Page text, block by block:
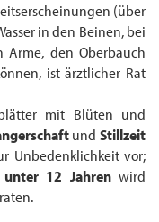
(über
in den Beinen, bei
Arme, den Oberbauch
ist ärztlicher Rat
mit Blüten und
undStillzeit
Unbedenklichkeit vor;
unter 12 Jahrenwird